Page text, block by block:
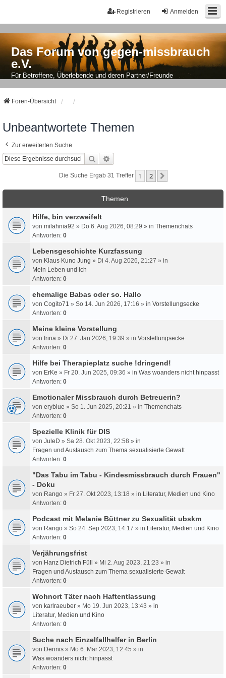
Anmelden
Registrieren
Das Forum von gegen-missbrauch
e.V.
Für Betroffene, Überlebende und deren Partner/Freunde
Foren-Übersicht
Unbeantwortete Themen
Zur erweiterten Suche
Suche
Die Suche Ergab 31 Treffer 1 2
Themen
Hilfe, bin verzweifelt
von milahnia92 » Do 6. Aug 2026, 08:29 » in Themenchats
Antworten: 0
Lebensgeschichte Kurzfassung
von Klaus Kuno Jung » Di 4. Aug 2026, 21:27 » in
Mein Leben und ich
Antworten: 0
ehemalige Babas oder so. Hallo
von Cogito71 » So 14. Jun 2026, 17:16 » in Vorstellungsecke
Antworten: 0
Meine kleine Vorstellung
von Irina » Di 27. Jan 2026, 19:39 » in Vorstellungsecke
Antworten: 0
Hilfe bei Therapieplatz suche !dringend!
von ErKe » Fr 20. Jun 2025, 09:36 » in Was woanders nicht hinpasst
Antworten: 0
Emotionaler Missbrauch durch Betreuerin?
von eryblue » So 1. Jun 2025, 20:21 » in Themenchats
Antworten: 0
Spezielle Klinik für DIS
von JuleD » Sa 28. Okt 2023, 22:58 » in
Fragen und Austausch zum Thema sexualisierte Gewalt
Antworten: 0
"Das Tabu im Tabu - Kindesmissbrauch durch Frauen"
- Doku
von Rango » Fr 27. Okt 2023, 13:18 » in Literatur, Medien und Kino
Antworten: 0
Podcast mit Melanie Büttner zu Sexualität ubskm
von Rango » So 24. Sep 2023, 14:17 » in Literatur, Medien und Kino
Antworten: 0
Verjährungsfrist
von Hanz Dietrich Füll » Mi 2. Aug 2023, 21:23 » in
Fragen und Austausch zum Thema sexualisierte Gewalt
Antworten: 0
Wohnort Täter nach Haftentlassung
von karlraeuber » Mo 19. Jun 2023, 13:43 » in
Literatur, Medien und Kino
Antworten: 0
Suche nach Einzelfallhelfer in Berlin
von Dennis » Mo 6. Mär 2023, 12:45 » in
Was woanders nicht hinpasst
Antworten: 0